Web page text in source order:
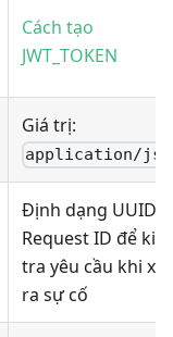
Cách tạo
JWT_TOKEN
Giá trị:
application/
Định dạng
Request ID để
tra yêu cầu khi xảy
ra sự cố